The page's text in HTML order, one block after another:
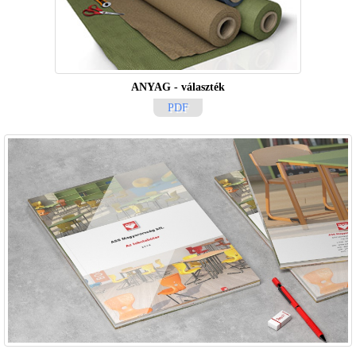
ANYAG - választék
PDF